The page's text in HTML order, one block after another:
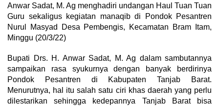
Anwar Sadat, M. Ag menghadiri undangan Haul Tuan Tuan
Guru sekaligus kegiatan manaqib di Pondok Pesantren
Nurul Masyad Desa Pembengis, Kecamatan Bram Itam,
Minggu (20/3/22)
Bupati Drs. H. Anwar Sadat, M. Ag dalam sambutannya
sampaikan rasa syukurnya dengan banyak berdirinya
Pondok Pesantren di Kabupaten Tanjab Barat.
Menurutnya, hal itu salah satu ciri khas daerah yang perlu
dilestarikan sehingga kedepannya Tanjab Barat bisa